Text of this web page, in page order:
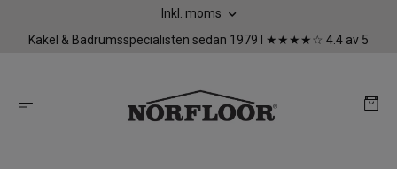
Inkl. moms
Kakel & Badrumsspecialisten sedan 1979 I ★★★★☆ 4.4 av 5